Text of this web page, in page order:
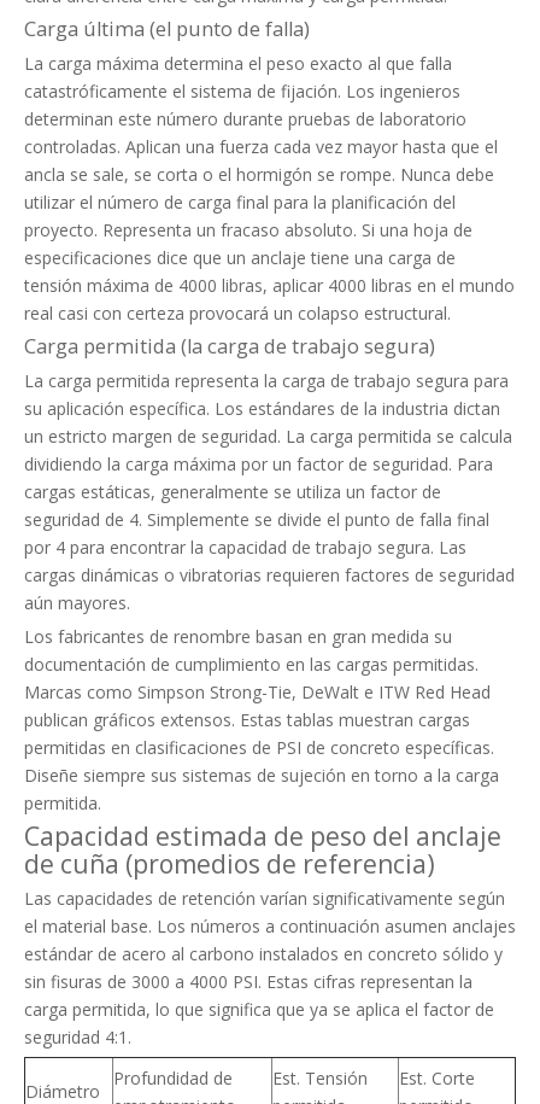
Carga última (el punto de falla)
La carga máxima determina el peso exacto al que falla
catastróficamente el sistema de fijación. Los ingenieros
determinan este número durante pruebas de laboratorio
controladas. Aplican una fuerza cada vez mayor hasta que el
ancla se sale, se corta o el hormigón se rompe. Nunca debe
utilizar el número de carga final para la planificación del
proyecto. Representa un fracaso absoluto. Si una hoja de
especificaciones dice que un anclaje tiene una carga de
tensión máxima de 4000 libras, aplicar 4000 libras en el mundo
real casi con certeza provocará un colapso estructural.
Carga permitida (la carga de trabajo segura)
La carga permitida representa la carga de trabajo segura para
su aplicación específica. Los estándares de la industria dictan
un estricto margen de seguridad. La carga permitida se calcula
dividiendo la carga máxima por un factor de seguridad. Para
cargas estáticas, generalmente se utiliza un factor de
seguridad de 4. Simplemente se divide el punto de falla final
por 4 para encontrar la capacidad de trabajo segura. Las
cargas dinámicas o vibratorias requieren factores de seguridad
aún mayores.
Los fabricantes de renombre basan en gran medida su
documentación de cumplimiento en las cargas permitidas.
Marcas como Simpson Strong-Tie, DeWalt e ITW Red Head
publican gráficos extensos. Estas tablas muestran cargas
permitidas en clasificaciones de PSI de concreto específicas.
Diseñe siempre sus sistemas de sujeción en torno a la carga
permitida.
Capacidad estimada de peso del anclaje
de cuña (promedios de referencia)
Las capacidades de retención varían significativamente según
el material base. Los números a continuación asumen anclajes
estándar de acero al carbono instalados en concreto sólido y
sin fisuras de 3000 a 4000 PSI. Estas cifras representan la
carga permitida, lo que significa que ya se aplica el factor de
seguridad 4:1.
Diámetro
Profundidad de
Est. Tensión
Est. Corte